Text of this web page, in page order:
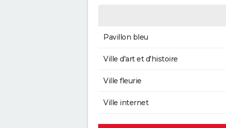
Pavillon bleu
Ville d'art et d'histoire
Ville fleurie
Ville internet